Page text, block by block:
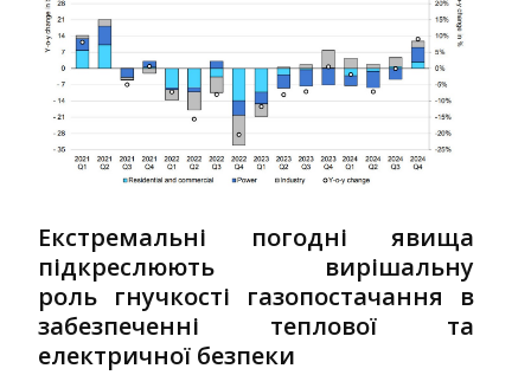
Екстремальні погодні явища
підкреслюють вирішальну
роль гнучкості газопостачання в
забезпеченні теплової та
електричної безпеки